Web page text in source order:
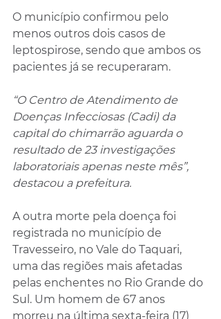
O município confirmou pelo
menos outros dois casos de
leptospirose, sendo que ambos os
pacientes já se recuperaram.
“O Centro de Atendimento de
Doenças Infecciosas (Cadi) da
capital do chimarrão aguarda o
resultado de 23 investigações
laboratoriais apenas neste mês”,
destacou a prefeitura.
A outra morte pela doença foi
registrada no município de
Travesseiro, no Vale do Taquari,
uma das regiões mais afetadas
pelas enchentes no Rio Grande do
Sul. Um homem de 67 anos
morreu na última sexta-feira (17)